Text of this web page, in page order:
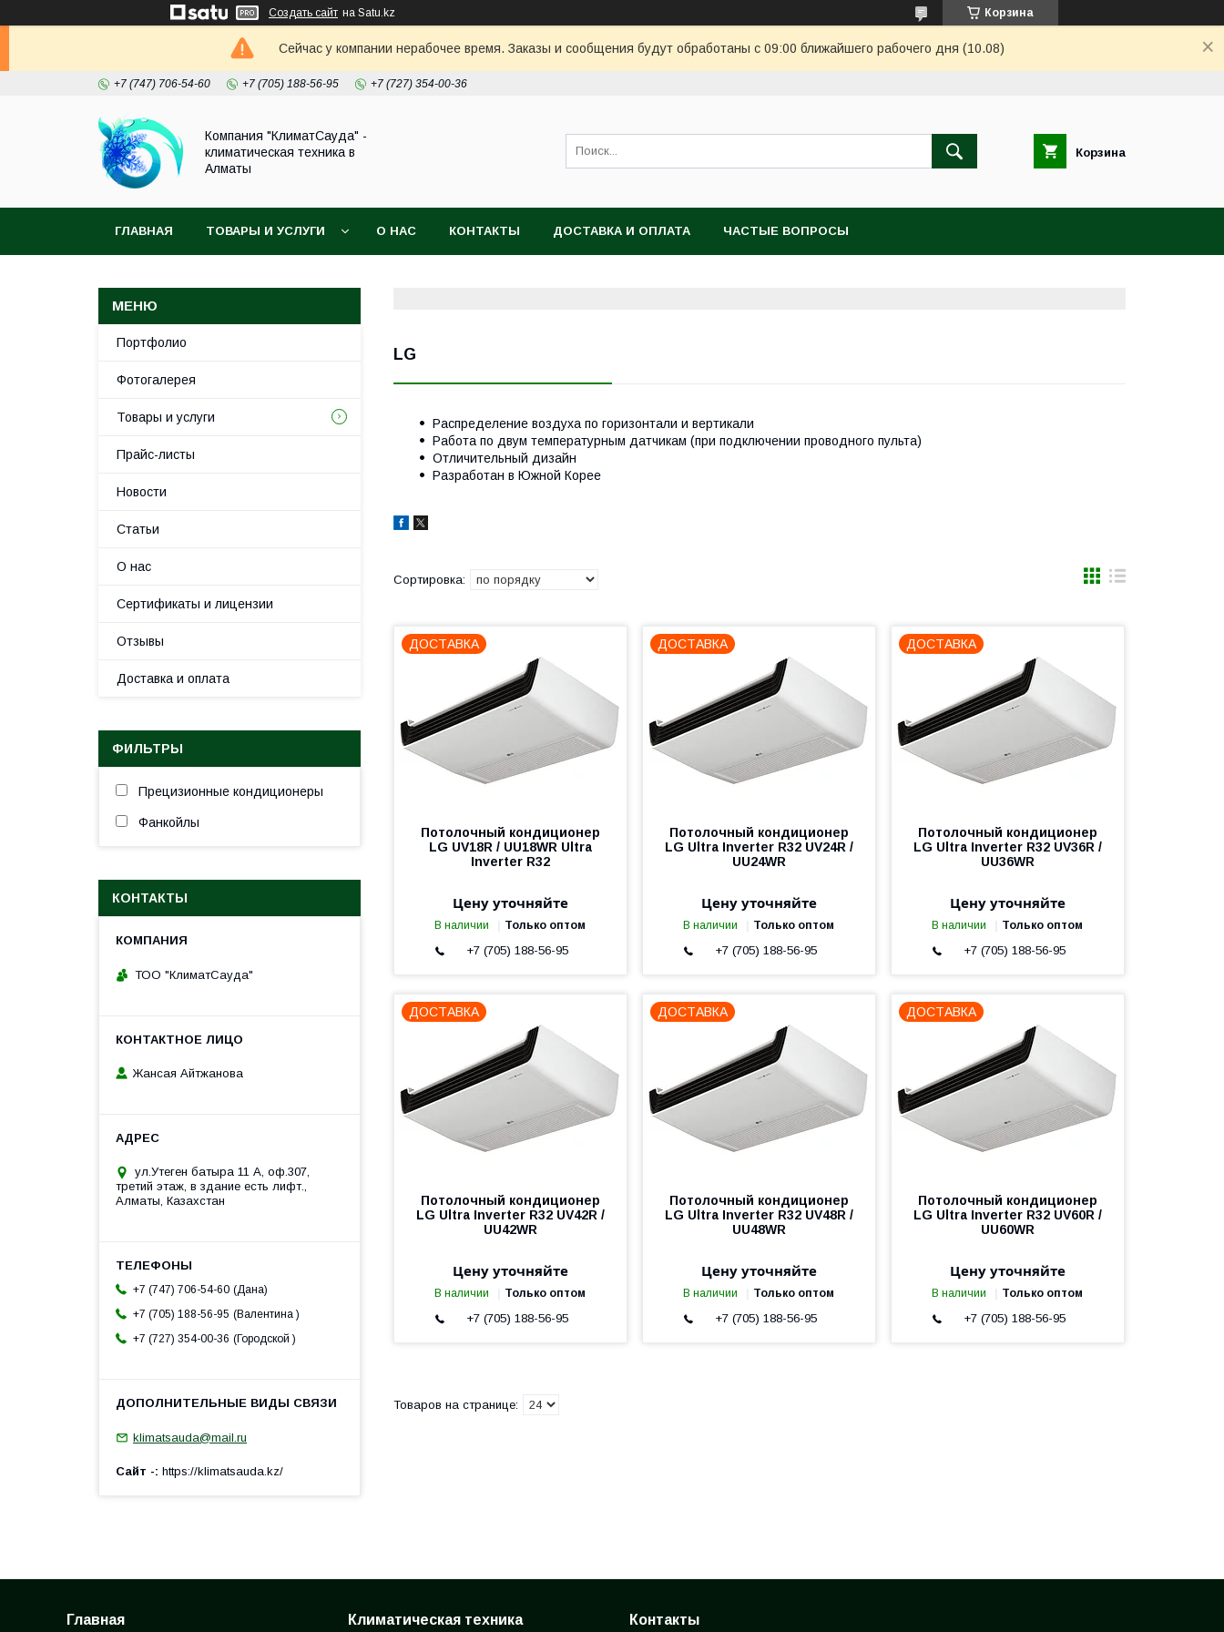
Создать сайт на Satu.kz Корзина
Сейчас у компании нерабочее время. Заказы и сообщения будут обработаны с 09:00 ближайшего рабочего дня (10.08)
+7 (747) 706-54-60 +7 (705) 188-56-95 +7 (727) 354-00-36
Компания "КлиматСауда" -
климатическая техника в
Алматы
Корзина
ГЛАВНАЯ ТОВАРЫ И УСЛУГИ О НАС КОНТАКТЫ ДОСТАВКА И ОПЛАТА ЧАСТЫЕ ВОПРОСЫ
LG
Распределение воздуха по горизонтали и вертикали
Работа по двум температурным датчикам (при подключении проводного пульта)
Отличительный дизайн
Разработан в Южной Корее
ДОСТАВКА
Потолочный кондиционер
LG UV18R / UU18WR Ultra
Inverter R32
Цену уточняйте
В наличии Только оптом
+7 (705) 188-56-95
ДОСТАВКА
Потолочный кондиционер
LG Ultra Inverter R32 UV24R /
UU24WR
Цену уточняйте
В наличии Только оптом
+7 (705) 188-56-95
ДОСТАВКА
Потолочный кондиционер
LG Ultra Inverter R32 UV36R /
UU36WR
Цену уточняйте
В наличии Только оптом
+7 (705) 188-56-95
ДОСТАВКА
Потолочный кондиционер
LG Ultra Inverter R32 UV42R /
UU42WR
Цену уточняйте
В наличии Только оптом
+7 (705) 188-56-95
ДОСТАВКА
Потолочный кондиционер
LG Ultra Inverter R32 UV48R /
UU48WR
Цену уточняйте
В наличии Только оптом
+7 (705) 188-56-95
ДОСТАВКА
Потолочный кондиционер
LG Ultra Inverter R32 UV60R /
UU60WR
Цену уточняйте
В наличии Только оптом
+7 (705) 188-56-95
Портфолио
Фотогалерея
Товары и услуги
Прайс-листы
Новости
Статьи
О нас
Сертификаты и лицензии
Отзывы
Доставка и оплата
ФИЛЬТРЫ
Прецизионные кондиционеры
Фанкойлы
КОНТАКТЫ
ТОО "КлиматСауда"
Жансая Айтжанова
ул.Утеген батыра 11 А, оф.307,
третий этаж, в здание есть лифт.,
Алматы, Казахстан
+7 (747) 706-54-60 Дана
+7 (705) 188-56-95
Валентина
+7 (727) 354-00-36
Городской
klimatsauda@mail.ru
Сайт - https://klimatsauda.kz/
Главная Климатическая техника Контакты